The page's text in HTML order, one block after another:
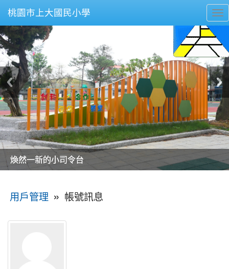
桃園市上大國民小學
美麗的操場是我們活力的來源
美麗的操場是我們活力的來源
煥然一新的小司令台
煥然一新的小司令台
富含桃園埤塘田園風光意象的中廊
富含桃園埤塘田園風光意象的中廊
嶄新的中庭廣場
嶄新的中庭廣場
水生池生生不息
水生池生生不息
用戶管理 » 帳號訊息